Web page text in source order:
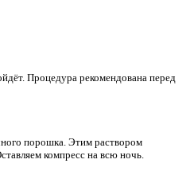
Процедура рекомендована перед
порошка. Этим раствором
компресс на всю ночь.